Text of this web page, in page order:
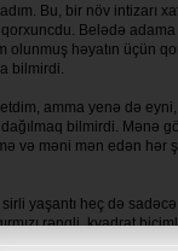
Bu, bir növ intizarı
Belədə
olun­muş həyatın üçün
bilmirdi.
amma yenə də eyni,
bilmirdi. Mənə
və məni mən edən hər
yaşantı heç də
rəngli, kvadrat